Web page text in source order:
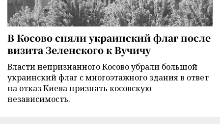
В Косово сняли украинский флаг после
визита Зеленского к Вучичу
Власти непризнанного Косово убрали большой
украинский флаг с многоэтажного здания в ответ
на отказ Киева признать косовскую
независимость.